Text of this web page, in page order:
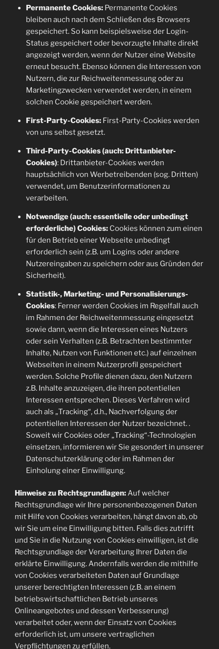
Permanente Cookies:Permanente Cookies
bleiben auch nach dem Schließen des Browsers
gespeichert. So kann beispielsweise der Login-
Status gespeichert oder bevorzugte Inhalte direkt
angezeigt werden, wenn der Nutzer eine Website
erneut besucht. Ebenso können die Interessen von
Nutzern, die zur Reichweitenmessung oder zu
Marketingzwecken verwendet werden, in einem
solchen Cookie gespeichert werden.
First-Party-Cookies:First-Party-Cookies werden
von uns selbst gesetzt.
Third-Party-Cookies (auch: Drittanbieter-
Cookies): Drittanbieter-Cookies werden
hauptsächlich von Werbetreibenden (sog. Dritten)
verwendet, um Benutzerinformationen zu
verarbeiten.
Notwendige (auch: essentielle oder unbedingt
erforderliche) Cookies:Cookies können zum einen
für den Betrieb einer Webseite unbedingt
erforderlich sein (z.B. um Logins oder andere
Nutzereingaben zu speichern oder aus Gründen der
Sicherheit).
Statistik-, Marketing- und Personalisierungs-
Cookies: Ferner werden Cookies im Regelfall auch
im Rahmen der Reichweitenmessung eingesetzt
sowie dann, wenn die Interessen eines Nutzers
oder sein Verhalten (z.B. Betrachten bestimmter
Inhalte, Nutzen von Funktionen etc.) auf einzelnen
Webseiten in einem Nutzerprofil gespeichert
werden. Solche Profile dienen dazu, den Nutzern
z.B. Inhalte anzuzeigen, die ihren potentiellen
Interessen entsprechen. Dieses Verfahren wird
auch als „Tracking“, d.h., Nachverfolgung der
potentiellen Interessen der Nutzer bezeichnet. .
Soweit wir Cookies oder „Tracking“-Technologien
einsetzen, informieren wir Sie gesondert in unserer
Datenschutzerklärung oder im Rahmen der
Einholung einer Einwilligung.
Hinweise zu Rechtsgrundlagen:Auf welcher
Rechtsgrundlage wir Ihre personenbezogenen Daten
mit Hilfe von Cookies verarbeiten, hängt davon ab, ob
wir Sie um eine Einwilligung bitten. Falls dies zutrifft
und Sie in die Nutzung von Cookies einwilligen, ist die
Rechtsgrundlage der Verarbeitung Ihrer Daten die
erklärte Einwilligung. Andernfalls werden die mithilfe
von Cookies verarbeiteten Daten auf Grundlage
unserer berechtigten Interessen (z.B. an einem
betriebswirtschaftlichen Betrieb unseres
Onlineangebotes und dessen Verbesserung)
verarbeitet oder, wenn der Einsatz von Cookies
erforderlich ist, um unsere vertraglichen
Verpflichtungen zu erfüllen.